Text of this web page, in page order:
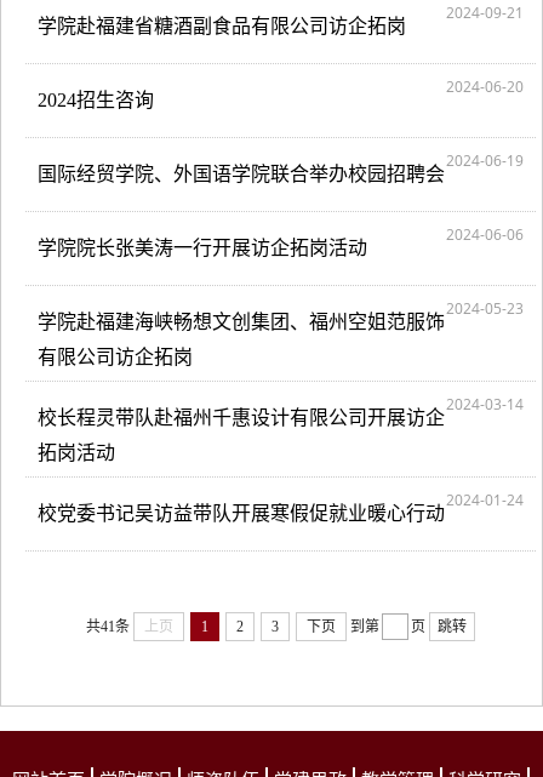
2024-09-21
学院赴福建省糖酒副食品有限公司访企拓岗
2024-06-20
2024招生咨询
2024-06-19
国际经贸学院、外国语学院联合举办校园招聘会
2024-06-06
学院院长张美涛一行开展访企拓岗活动
2024-05-23
学院赴福建海峡畅想文创集团、福州空姐范服饰
有限公司访企拓岗
2024-03-14
校长程灵带队赴福州千惠设计有限公司开展访企
拓岗活动
2024-01-24
校党委书记吴访益带队开展寒假促就业暖心行动
共41条 上页 1 2 3 下页 到第 页 跳转